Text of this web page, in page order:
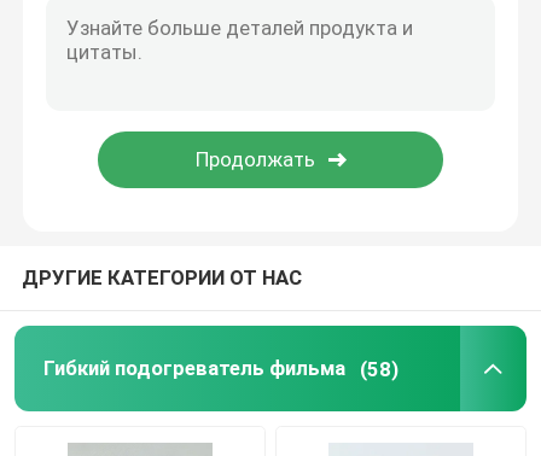
Подогреватели Polyimide гибкие
ДРУГИЕ КАТЕГОРИИ ОТ НАС
Гибкий подогреватель фильма (58)